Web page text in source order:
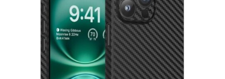
Контакты
Гарантия
Оплата